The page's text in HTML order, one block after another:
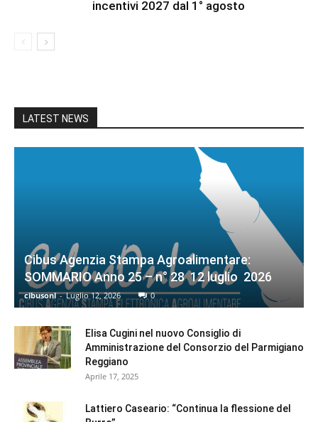
incentivi 2027 dal 1° agosto
LATEST NEWS
Cibus Agenzia Stampa Agroalimentare:
SOMMARIO Anno 25 – n° 28 12 luglio 2026
cibusonl - Luglio 12, 2026 0
Elisa Cugini nel nuovo Consiglio di
Amministrazione del Consorzio del Parmigiano
Reggiano
Aprile 17, 2025
Lattiero Caseario: “Continua la flessione del